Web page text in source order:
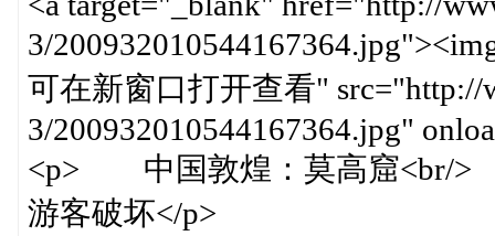
3/
可在新窗口打开查看" src="http://
3/200932010544167364.jpg"
<p> 中国敦煌：莫高窟<br/
游客破坏</p>